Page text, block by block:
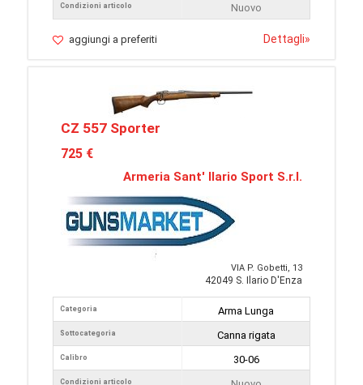
Condizioni articolo
Nuovo
aggiungi a preferiti Dettagli»
CZ 557 Sporter
725 €
Armeria Sant' Ilario Sport S.r.l.
VIA P. Gobetti, 13
42049 S. Ilario D'Enza
Categoria
Sottocategoria
Calibro
Condizioni articolo
Arma Lunga
Canna rigata
30-06